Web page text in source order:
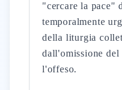
"cercare la pace"
temporalmente
della liturgia
dall'omissione
l'offeso.